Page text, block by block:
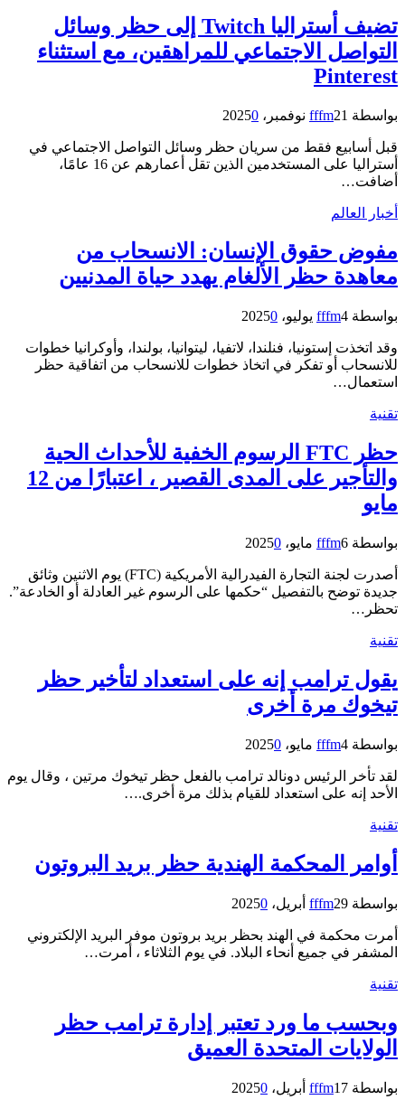
تضيف أستراليا Twitch إلى حظر وسائل
التواصل الاجتماعي للمراهقين، مع استثناء
Pinterest
بواسطة fffm21 نوفمبر، 2025 0
قبل أسابيع فقط من سريان حظر وسائل التواصل الاجتماعي في
أستراليا على المستخدمين الذين تقل أعمارهم عن 16 عامًا،
أضافت…
أخبار العالم
مفوض حقوق الإنسان: الانسحاب من
معاهدة حظر الألغام يهدد حياة المدنيين
بواسطة fffm 4 يوليو، 2025 0
وقد اتخذت إستونيا، فنلندا، لاتفيا، ليتوانيا، بولندا، وأوكرانيا خطوات
للانسحاب أو تفكر في اتخاذ خطوات للانسحاب من اتفاقية حظر
استعمال…
تقنية
حظر FTC الرسوم الخفية للأحداث الحية
والتأجير على المدى القصير ، اعتبارًا من 12
مايو
بواسطة fffm 6 مايو، 2025 0
أصدرت لجنة التجارة الفيدرالية الأمريكية (FTC) يوم الاثنين وثائق
جديدة توضح بالتفصيل “حكمها على الرسوم غير العادلة أو الخادعة”.
تحظر…
تقنية
يقول ترامب إنه على استعداد لتأخير حظر
تيخوك مرة أخرى
بواسطة fffm 4 مايو، 2025 0
لقد تأخر الرئيس دونالد ترامب بالفعل حظر تيخوك مرتين ، وقال يوم
الأحد إنه على استعداد للقيام بذلك مرة أخرى.…
تقنية
أوامر المحكمة الهندية حظر بريد البروتون
بواسطة fffm29 أبريل، 2025 0
أمرت محكمة في الهند بحظر بريد بروتون موفر البريد الإلكتروني
المشفر في جميع أنحاء البلاد. في يوم الثلاثاء ، أمرت…
تقنية
وبحسب ما ورد تعتبر إدارة ترامب حظر
الولايات المتحدة العميق
بواسطة fffm 17 أبريل، 2025 0